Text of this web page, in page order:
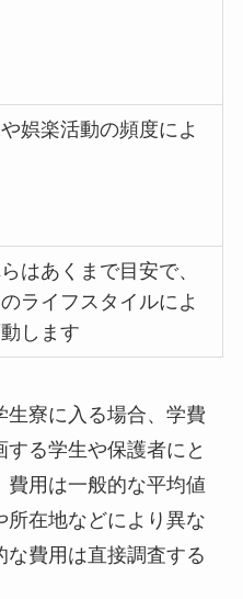
娯楽活動の頻度によ
はあくまで目安で、
ライフスタイルによ
します
寮に入る場合、学費
る学生や保護者にと
費用は一般的な平均値
所在地などにより異な
な費用は直接調査する